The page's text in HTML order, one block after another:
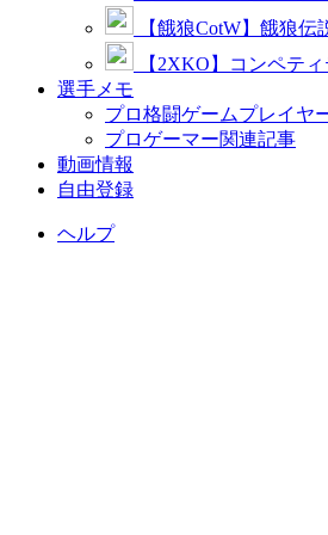
【餓狼CotW】餓狼伝
【2XKO】コンペテ
選手メモ
プロ格闘ゲームプレイヤ
プロゲーマー関連記事
動画情報
自由登録
ヘルプ